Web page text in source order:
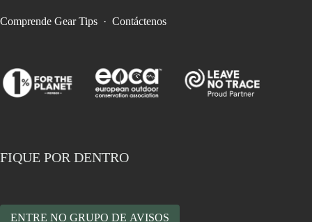
Comprende Gear Tips · Contáctenos
FIQUE POR DENTRO
ENTRE NO GRUPO DE AVISOS